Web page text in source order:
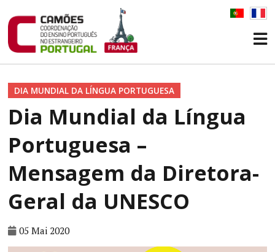
DIA MUNDIAL DA LÍNGUA PORTUGUESA
Dia Mundial da Língua
Portuguesa –
Mensagem da Diretora-
Geral da UNESCO
05 Mai 2020